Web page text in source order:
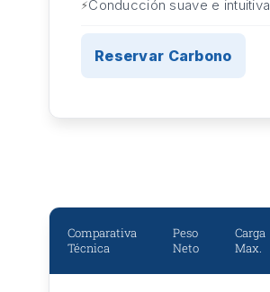
Conducción suave e intuitiva
Reservar Carbono
Comparativa
Técnica
Peso
Neto
Carga
Max.